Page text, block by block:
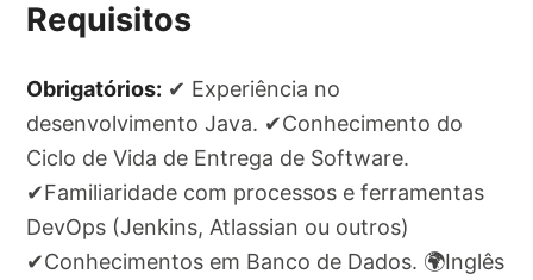
Requisitos
Obrigatórios: ✔ Experiência no
desenvolvimento Java. ✔Conhecimento do
Ciclo de Vida de Entrega de Software.
✔Familiaridade com processos e ferramentas
DevOps (Jenkins, Atlassian ou outros)
✔Conhecimentos em Banco de Dados. 🌍Inglês